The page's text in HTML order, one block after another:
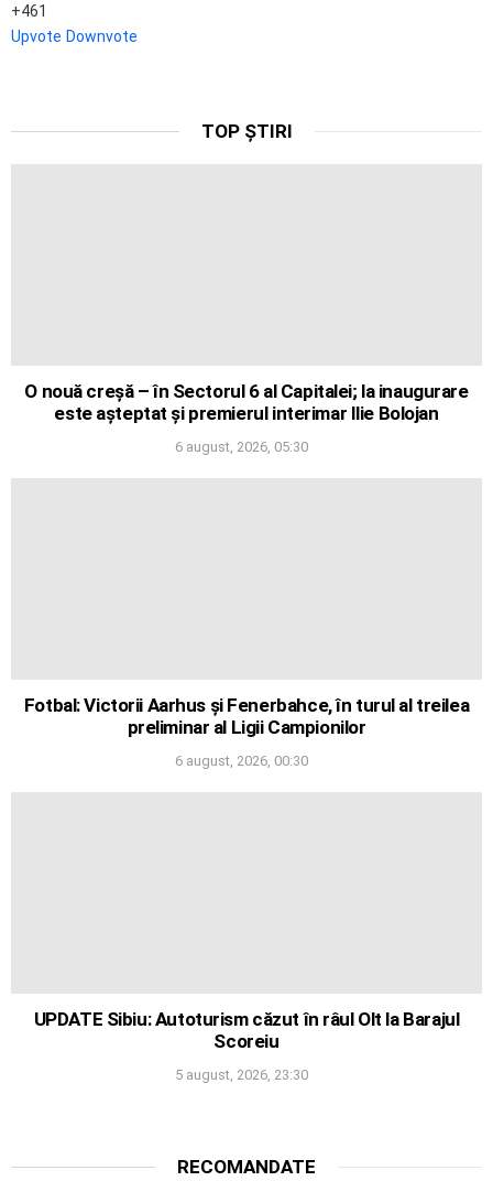
461
Upvote Downvote
TOP ȘTIRI
O nouă creșă – în Sectorul 6 al Capitalei; la inaugurare
este așteptat și premierul interimar Ilie Bolojan
6 august, 2026, 05:30
Fotbal: Victorii Aarhus și Fenerbahce, în turul al treilea
preliminar al Ligii Campionilor
6 august, 2026, 00:30
UPDATE Sibiu: Autoturism căzut în râul Olt la Barajul
Scoreiu
5 august, 2026, 23:30
RECOMANDATE